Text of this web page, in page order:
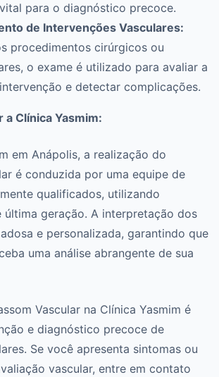
para o diagnóstico precoce.
de Intervenções Vasculares:
procedimentos cirúrgicos ou
o exame é utilizado para avaliar a
e detectar complicações.
a Clínica Yasmim:
em Anápolis, a realização do
é conduzida por uma equipe de
qualificados, utilizando
última geração. A interpretação dos
e personalizada, garantindo que
uma análise abrangente de sua
Vascular na Clínica Yasmim é
e diagnóstico precoce de
Se você apresenta sintomas ou
vascular, entre em contato